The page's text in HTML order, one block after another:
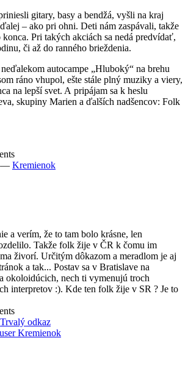
gitary, basy a bendžá, vyšli na kraj
– ako pri ohni. Deti nám zaspávali, takže
Pri takých akciách sa nedá predvídať,
či až do ranného brieždenia.
autocampe „Hluboký“ na brehu
ráno vhupol, ešte stále plný muziky a viery,
na lepší svet. A pripájam sa k heslu
skupiny Marien a ďalších nadšencov: Folk
— Kremienok
a verím, že to tam bolo krásne, len
Takže folk žije v ČR k čomu im
živorí. Určitým dôkazom a meradlom je aj
a tak... Postav sa v Bratislave na
okoloidúcich, nech ti vymenujú troch
interpretov :). Kde ten folk žije v SR ? Je to
Trvalý odkaz